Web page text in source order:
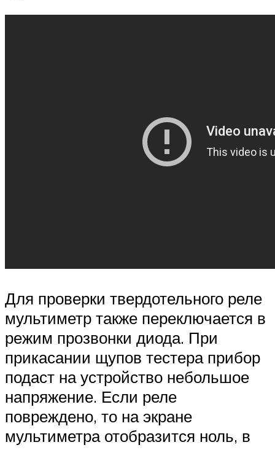
Для проверки твердотельного реле
мультиметр также переключается в
режим прозвонки диода. При
прикасании щупов тестера прибор
подаст на устройство небольшое
напряжение. Если реле
повреждено, то на экране
мультиметра отобразится ноль, в